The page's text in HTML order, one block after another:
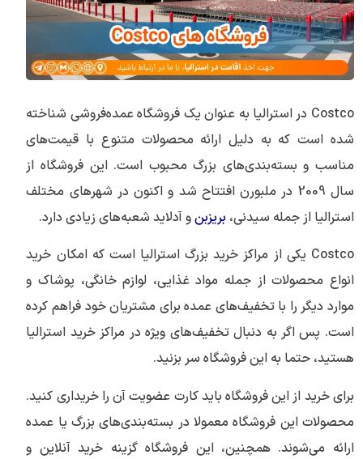
Costco در استرالیا به عنوان یک فروشگاه عمده‌فروشی شناخته
شده است که به دلیل ارائه محصولات متنوع با قیمت‌های
مناسب و بسته‌بندی‌های بزرگ محبوب است. این فروشگاه از
سال 2009 در ملبورن افتتاح شد و اکنون در شهرهای مختلف
استرالیا از جمله سیدنی، بریزبنو آدلاید شعبه‌های زیادی دارد.
Costco یکی از مراکز خرید بزرگ استرالیا است که امکان خرید
انواع محصولات از جمله مواد غذایی، لوازم خانگی، پوشاک و
موارد دیگر را با تخفیف‌های عمده برای مشتریان خود فراهم کرده
است. پس اگر به دنبال تخفیف‌های ویژه در مراکز خرید استرالیا
هستید، حتما به این فروشگاه سر بزنید.
برای خرید از این فروشگاه باید کارت عضویت آن را خریداری کنید.
محصولات این فروشگاه معمولا در بسته‌بندی‌های بزرگ یا عمده
ارائه می‌شوند. همچنین، این فروشگاه گزینه خرید آنلاین و